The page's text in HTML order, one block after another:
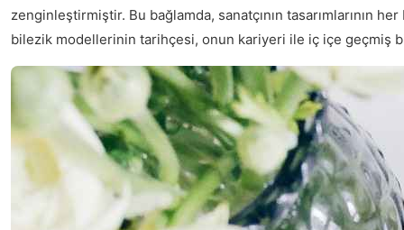
zenginleştirmiştir. Bu bağlamda, sanatçının tasarımlarının
bilezik modellerinin tarihçesi, onun kariyeri ile iç içe geçmiş